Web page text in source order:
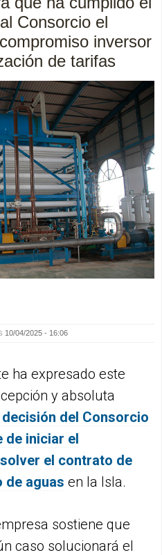
Consorcio el
inversor
de tarifas
10/04/2025 - 16:06
ha expresado este
y absoluta
decisión del Consorcio
de iniciar el
el contrato de
de aguas en la Isla.
sostiene que
caso solucionará el